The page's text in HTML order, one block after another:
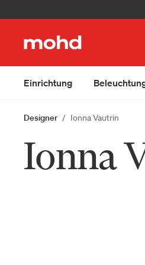
Einrichtung
Designer Ionna Vautrin
Ionna